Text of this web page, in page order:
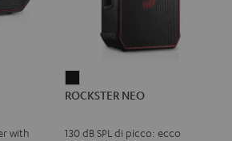
with
NEO
ROCKSTER NEO
130 dB SPL di picco: ecco